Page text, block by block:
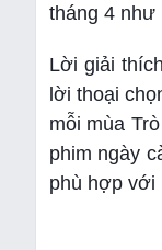
tháng 4 như
Lời giải
lời thoại
mỗi mùa
phim ngày
phù hợp với